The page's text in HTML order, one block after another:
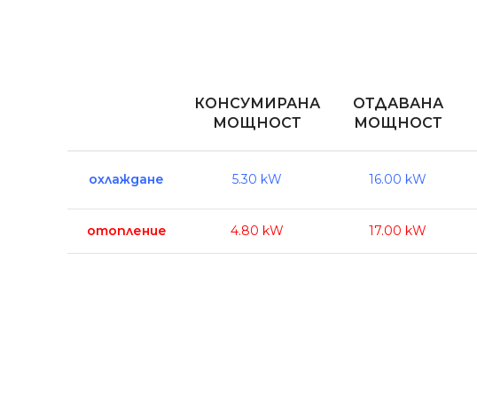
КОНСУМИРАНА
МОЩНОСТ
ОТДАВАНА
МОЩНОСТ
охлаждане 5.30 kW 16.00 kW
отопление 4.80 kW 17.00 kW